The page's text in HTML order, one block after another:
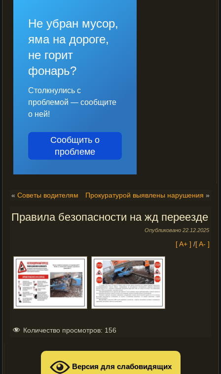
Не убран мусор,
яма на дороге,
не горит
фонарь?
Столкнулись с
проблемой — сообщите
о ней!
Сообщить о
проблеме
«Советы водителям Прокуратурой выявлены нарушения »
Правила безопасности на жд переезде
Опубликовано 22.12.2025
[ A+ ] /[ A- ]
Количество просмотров: 156
Версия для слабовидящих